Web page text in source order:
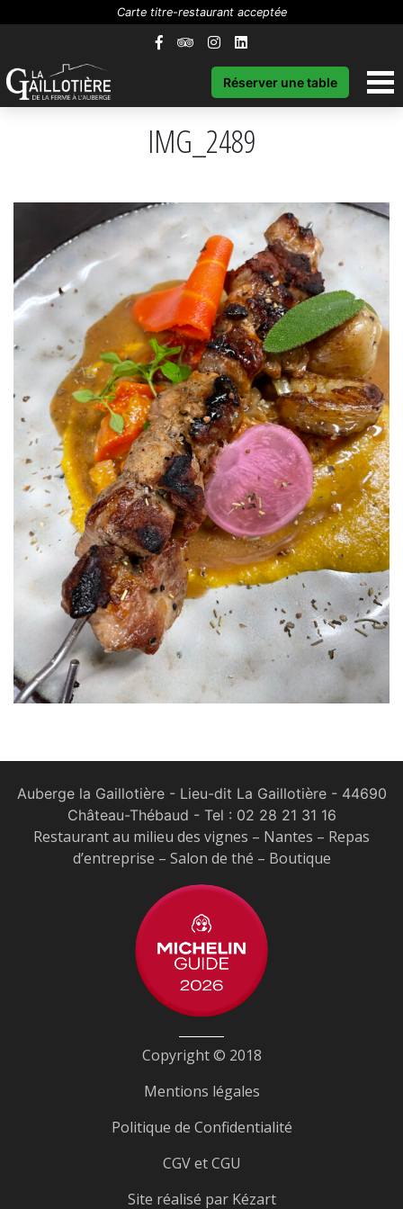
Carte titre-restaurant acceptée
Réserver une table
IMG_2489
Auberge la Gaillotière - Lieu-dit La Gaillotière - 44690
Château-Thébaud - Tel : 02 28 21 31 16
Restaurant au milieu des vignes – Nantes – Repas
d’entreprise – Salon de thé – Boutique
Copyright © 2018
Mentions légales
Politique de Confidentialité
CGV et CGU
Site réalisé par Kézart